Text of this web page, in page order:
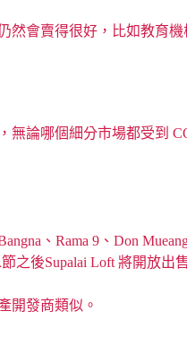
會賣得很好，比如教育
論哪個細分市場都受到
、Rama 9、Don
之後Supalai Loft 將開放出
開發商類似。